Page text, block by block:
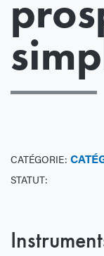
CATÉGORIE:
STATUT: